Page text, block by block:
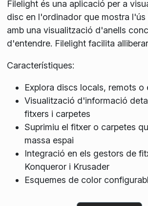
Filelight és una aplicació per a
disc en l'ordinador que mostra l'ús
amb una visualització d'anells
d'entendre. Filelight facilita
Característiques:
Explora discs locals, remots o
Visualització d'informació
fitxers i carpetes
Suprimiu el fitxer o carpetes
massa espai
Integració en els gestors de
Konqueror i Krusader
Esquemes de color